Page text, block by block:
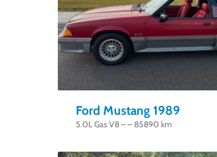
Ford Mustang 1989
5.0L Gas V8 – – 85890 km